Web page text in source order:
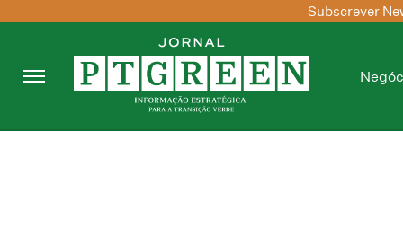
Subscrever